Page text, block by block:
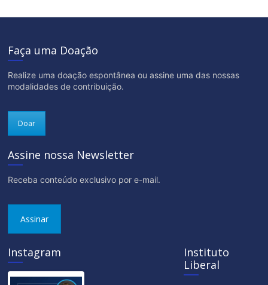
Faça uma Doação
Realize uma doação espontânea ou assine uma das nossas
modalidades de contribuição.
Doar
Assine nossa Newsletter
Receba conteúdo exclusivo por e-mail.
Assinar
Instagram
Instituto
Liberal